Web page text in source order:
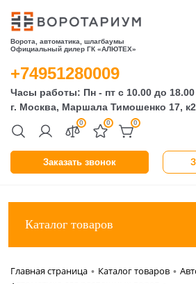
Ворота, автоматика, шлагбаумы
Официальный дилер ГК «АЛЮТЕХ»
Заказать звонок
0 0 0
+74951280009
Часы работы: Пн - пт с 10.00 до 18.00
г. Москва, Маршала Тимошенко 17, к2
Каталог товаров
Главная страница • Каталог товаров •